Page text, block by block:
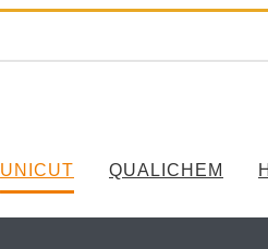
UNICUT QUALICHEM